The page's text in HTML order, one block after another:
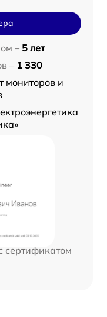
– 5 лет
– 1 330
мониторов и
сертификатом